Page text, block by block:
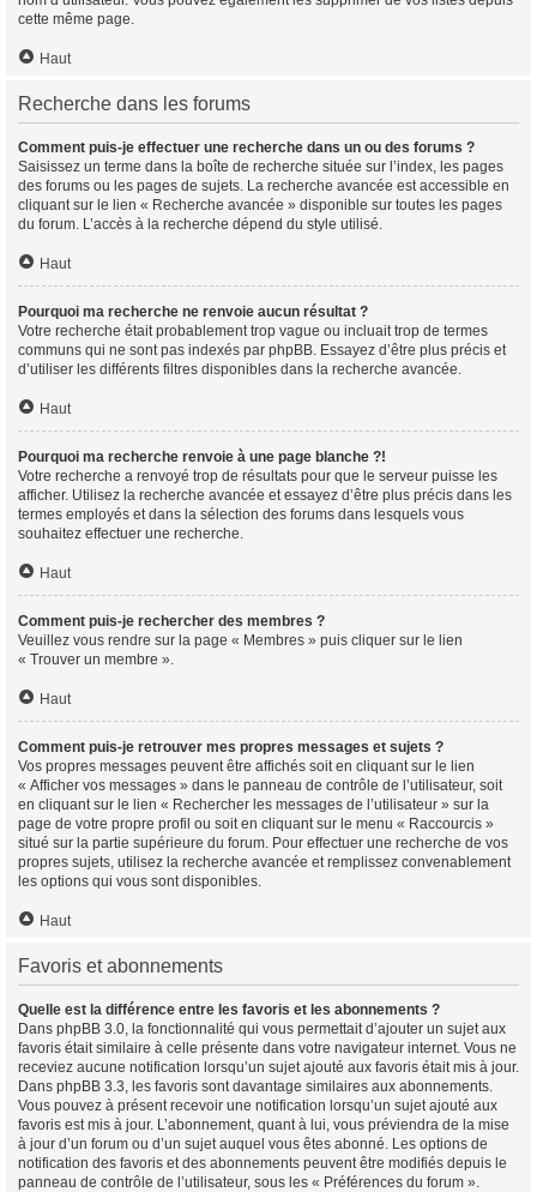
cette même page.
Haut
Recherche dans les forums
Comment puis-je effectuer une recherche dans un ou des forums ?
Saisissez un terme dans la boîte de recherche située sur l’index, les pages
des forums ou les pages de sujets. La recherche avancée est accessible en
cliquant sur le lien « Recherche avancée » disponible sur toutes les pages
du forum. L’accès à la recherche dépend du style utilisé.
Haut
Pourquoi ma recherche ne renvoie aucun résultat ?
Votre recherche était probablement trop vague ou incluait trop de termes
communs qui ne sont pas indexés par phpBB. Essayez d’être plus précis et
d’utiliser les différents filtres disponibles dans la recherche avancée.
Haut
Pourquoi ma recherche renvoie à une page blanche ?!
Votre recherche a renvoyé trop de résultats pour que le serveur puisse les
afficher. Utilisez la recherche avancée et essayez d’être plus précis dans les
termes employés et dans la sélection des forums dans lesquels vous
souhaitez effectuer une recherche.
Haut
Comment puis-je rechercher des membres ?
Veuillez vous rendre sur la page « Membres » puis cliquer sur le lien
« Trouver un membre ».
Haut
Comment puis-je retrouver mes propres messages et sujets ?
Vos propres messages peuvent être affichés soit en cliquant sur le lien
« Afficher vos messages » dans le panneau de contrôle de l’utilisateur, soit
en cliquant sur le lien « Rechercher les messages de l’utilisateur » sur la
page de votre propre profil ou soit en cliquant sur le menu « Raccourcis »
situé sur la partie supérieure du forum. Pour effectuer une recherche de vos
propres sujets, utilisez la recherche avancée et remplissez convenablement
les options qui vous sont disponibles.
Haut
Favoris et abonnements
Quelle est la différence entre les favoris et les abonnements ?
Dans phpBB 3.0, la fonctionnalité qui vous permettait d’ajouter un sujet aux
favoris était similaire à celle présente dans votre navigateur internet. Vous ne
receviez aucune notification lorsqu’un sujet ajouté aux favoris était mis à jour.
Dans phpBB 3.3, les favoris sont davantage similaires aux abonnements.
Vous pouvez à présent recevoir une notification lorsqu’un sujet ajouté aux
favoris est mis à jour. L’abonnement, quant à lui, vous préviendra de la mise
à jour d’un forum ou d’un sujet auquel vous êtes abonné. Les options de
notification des favoris et des abonnements peuvent être modifiés depuis le
panneau de contrôle de l’utilisateur, sous les « Préférences du forum ».